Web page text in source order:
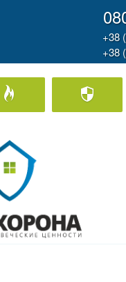
+38
+38
бизнеса Пожарная охрана